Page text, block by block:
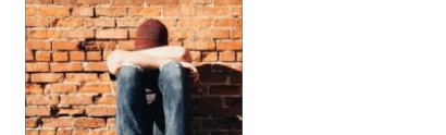
ejendele med
affektionsværdi, som
helst skal komme sikkert
frem. Mange vælger
der...